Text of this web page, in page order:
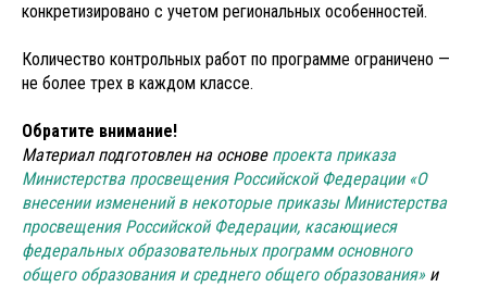
конкретизировано с учетом региональных особенностей.
Количество контрольных работ по программе ограничено —
не более трех в каждом классе.
Обратите внимание!
Материал подготовлен на основе проекта приказа
Министерства просвещения Российской Федерации «О
внесении изменений в некоторые приказы Министерства
просвещения Российской Федерации, касающиеся
федеральных образовательных программ основного
общего образования и среднего общего образования»и